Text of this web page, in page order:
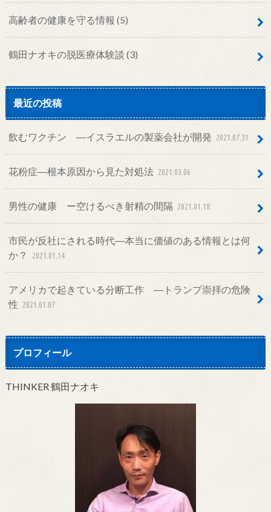
高齢者の健康を守る情報 (5)
鶴田ナオキの脱医療体験談 (3)
最近の投稿
飲むワクチン ―イスラエルの製薬会社が開発 2021.07.31
花粉症―根本原因から見た対処法 2021.03.06
男性の健康 ー空けるべき射精の間隔 2021.01.18
市民が反社にされる時代―本当に価値のある情報とは何
か？
2021.01.14
アメリカで起きている分断工作 ―トランプ崇拝の危険
性 2021.01.07
プロフィール
THINKER 鶴田ナオキ